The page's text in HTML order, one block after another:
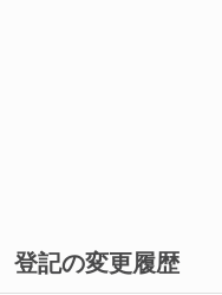
登記の変更履歴